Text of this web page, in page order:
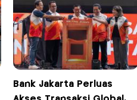
Bank Jakarta Perluas